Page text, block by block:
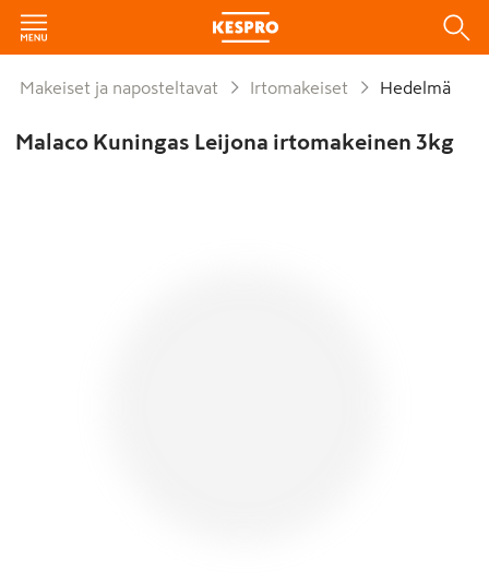
Makeiset ja naposteltavat Irtomakeiset Hedelmä
Malaco Kuningas Leijona irtomakeinen 3kg